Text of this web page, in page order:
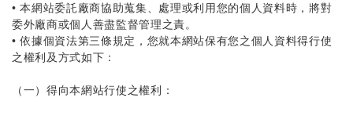
• 本網站委託廠商協助蒐集、處理或利用您的個人資料時，將對
委外廠商或個人善盡監督管理之責。
• 依據個資法第三條規定，您就本網站保有您之個人資料得行使
之權利及方式如下：
（一）得向本網站行使之權利：